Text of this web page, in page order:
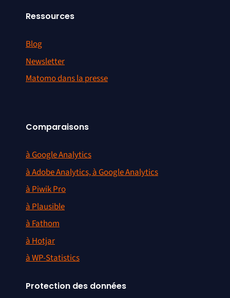
Ressources
Blog
Newsletter
Matomo dans la presse
Comparaisons
à Google Analytics
à Adobe Analytics, à Google Analytics
à Piwik Pro
à Plausible
à Fathom
à Hotjar
à WP-Statistics
Protection des données